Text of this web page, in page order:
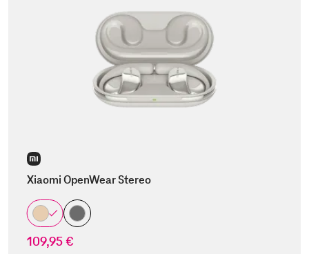
Xiaomi OpenWear Stereo
109,95 €